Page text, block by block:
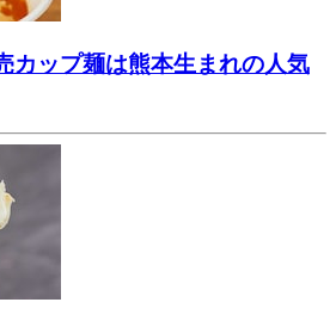
カップ麺は熊本生まれの人気